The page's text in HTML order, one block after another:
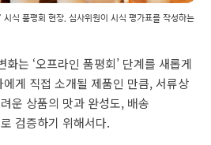
시식 품평회 현장. 심사위원이 시식 평가표를 작성하는
는 ‘오프라인 품평회’ 단계를 새롭게
게 직접 소개될 제품인 만큼, 서류상
운 상품의 맛과 완성도, 배송
검증하기 위해서다.